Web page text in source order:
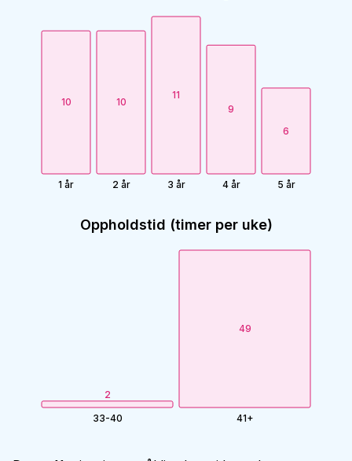
10
1 år
10
2 år
11
3 år
9
4 år
6
5 år
Oppholdstid (timer per uke)
2
33-40
49
41+